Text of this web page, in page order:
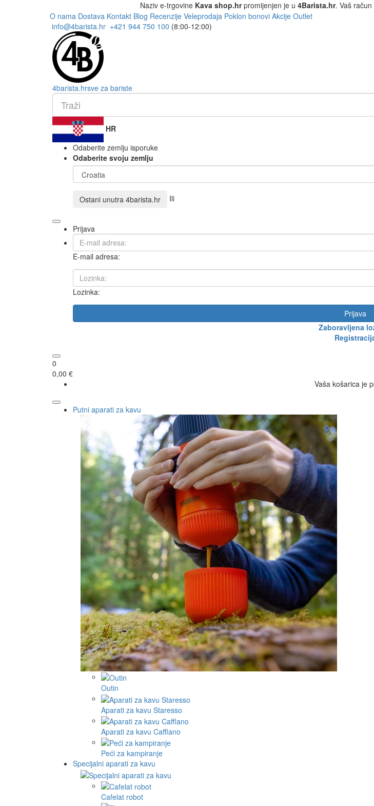
Naziv e-trgovine Kava shop.hrpromijenjen je u 4Barista.hr. Vaš
O nama Dostava Kontakt Blog Recenzije Veleprodaja Poklon bonovi Akcije Outlet
info@4barista.hr +421 944 750 100 (8:00-12:00)
4barista.hrsve za bariste
HR
Odaberite zemlju isporuke
Odaberite svoju zemlju
Ostani unutra 4barista.hr Ili
Prijava
E-mail adresa:
Lozinka:
Prijava
Zaboravljena
0
0,00 €
Vaša košarica je
Putni aparati za kavu
Outin
Aparati za kavu Staresso
Aparati za kavu Cafflano
Peći za kampiranje
Specijalni aparati za kavu
Cafelat robot